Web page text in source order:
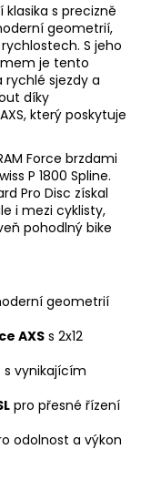
s precizně
geometrií,
S jeho
je tento
rychlé sjezdy a
díky
který poskytuje
Force brzdami
P 1800 Spline.
Pro Disc získal
i mezi cyklisty,
pohodlný bike
geometrií
AXS s 2x12
s vynikajícím
pro přesné řízení
odolnost a výkon